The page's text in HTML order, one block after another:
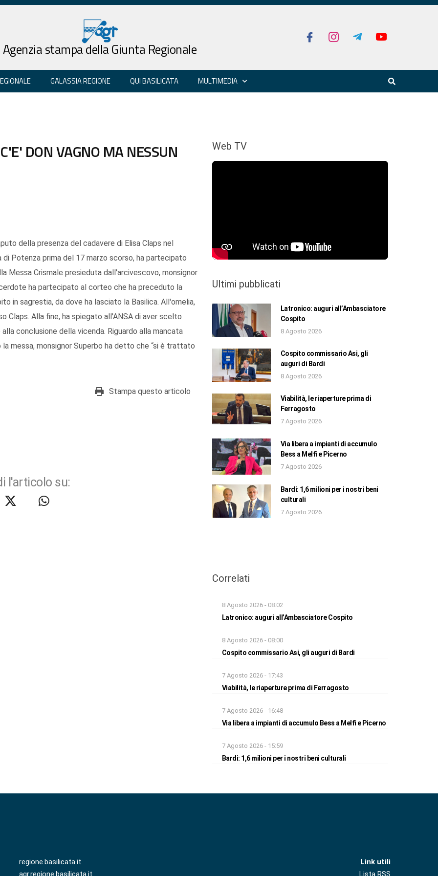
Agenzia stampa della Giunta Regionale
GALASSIA REGIONE QUI BASILICATA MULTIMEDIA
DON VAGNO MA NESSUN
della presenza del cadavere di Elisa Claps nel
Potenza prima del 17 marzo scorso, ha partecipato
Messa Crismale presieduta dall'arcivescovo, monsignor
ha partecipato al corteo che ha preceduto la
in sagrestia, da dove ha lasciato la Basilica. All'omelia,
Claps. Alla fine, ha spiegato all'ANSA di aver scelto
conclusione della vicenda. Riguardo alla mancata
messa, monsignor Superbo ha detto che “si è trattato
Stampa questo articolo
l'articolo su:
Web TV
Ultimi pubblicati
Latronico: auguri all’Ambasciatore
Cospito
8 Agosto 2026
Cospito commissario Asi, gli
auguri di Bardi
8 Agosto 2026
Viabilità, le riaperture prima di
Ferragosto
7 Agosto 2026
Via libera a impianti di accumulo
Bess a Melfi e Picerno
7 Agosto 2026
Bardi: 1,6 milioni per i nostri beni
culturali
7 Agosto 2026
Correlati
8 Agosto 2026 - 08:02
Latronico: auguri all’Ambasciatore Cospito
8 Agosto 2026 - 08:00
Cospito commissario Asi, gli auguri di Bardi
7 Agosto 2026 - 17:43
Viabilità, le riaperture prima di Ferragosto
7 Agosto 2026 - 16:48
Via libera a impianti di accumulo Bess a Melfi e Picerno
7 Agosto 2026 - 15:59
Bardi: 1,6 milioni per i nostri beni culturali
regione.basilicata.it
agr.regione.basilicata.it
Link utili
Lista RSS